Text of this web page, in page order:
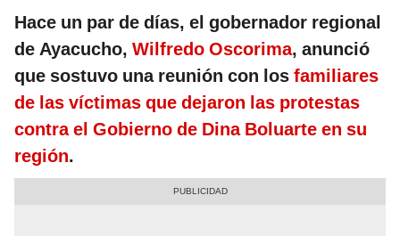
Hace un par de días, el gobernador regional
de Ayacucho, Wilfredo Oscorima, anunció
que sostuvo una reunión con los familiares
de las víctimas que dejaron las protestas
contra el Gobierno de Dina Boluarte en su
región.